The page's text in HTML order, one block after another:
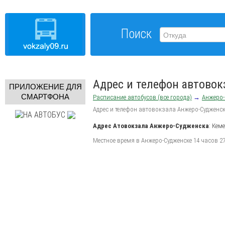
Поиск
ПРИЛОЖЕНИЕ ДЛЯ
СМАРТФОНА
Адрес и телефон
Расписание автобусов (все города) →
Адрес и телефон автовокзала Анжеро-
Адрес Атовокзала Анжеро-Судженска:
Местное время в Анжеро-Судженске 14 часов